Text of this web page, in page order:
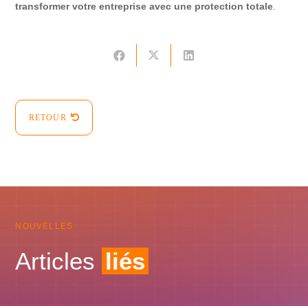
transformer votre entreprise avec une protection totale
RETOUR
NOUVELLES
Articles liés